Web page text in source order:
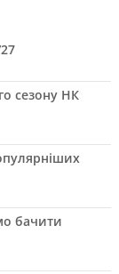
сезону НК
бачити